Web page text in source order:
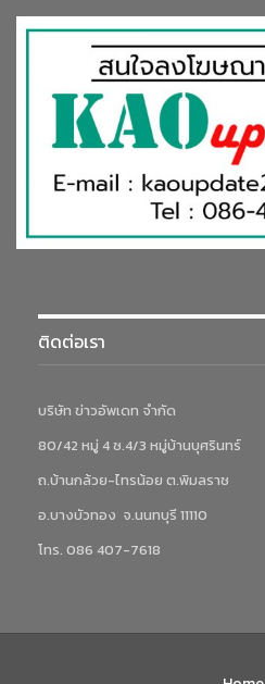
ติดต่อเรา
บริษัท ข่าวอัพเดท จำกัด
80/42 หมู่ 4 ซ.4/3 หมู่บ้านบุศรินทร์
ถ.บ้านกล้วย-ไทรน้อย ต.พิมลราช
อ.บางบัวทอง จ.นนทบุรี 11110
โทร. 086 407-7618